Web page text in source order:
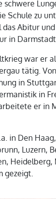
schwere
Schule zu
Abitur
in
war er
tätig. Von
in
in
er in
in Den
Luzern,
Heidelberg,
gezeigt.